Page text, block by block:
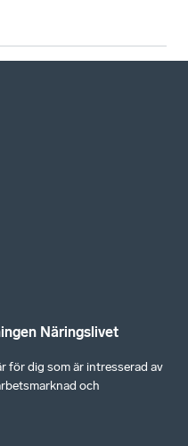
Näringslivet
för dig som är intresserad av
och